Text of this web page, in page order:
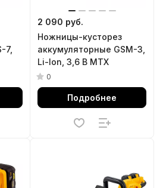
7,
2 090 руб.
Ножницы-кусторез
аккумуляторные GSM-3,
Li-Ion, 3,6 В MTX
0
Подробнее